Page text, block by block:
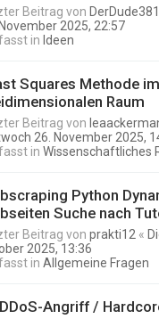
Beitrag von DerDude381
2025, 22:57
in Ideen
Squares Methode im
Raum
Beitrag von
26. November 2025,
inWissenschaftliches
Python
Suche nach
Beitrag vonprakti12 «
2025, 13:36
inAllgemeine Fragen
Angriff /